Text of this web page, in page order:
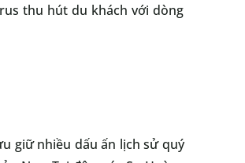
thu hút du khách với dòng
giữ nhiều dấu ấn lịch sử quý